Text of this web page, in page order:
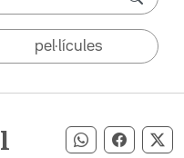
pel·lícules
Compartir